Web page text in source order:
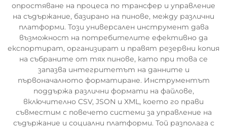
опростяване на процеса по трансфер и управление
на съдържание, базирано на пинове, между различни
платформи. Този универсален инструмент дава
възможност на потребителите ефективно да
експортират, организират и правят резервни копия
на събраните от тях пинове, като при това се
запазва интегритетът на данните и
първоначалното форматиране. Инструментът
поддържа различни формати на файлове,
включително CSV, JSON и XML, което го прави
съвместим с повечето системи за управление на
съдържание и социални платформи. Той разполага с